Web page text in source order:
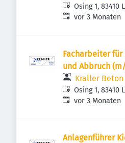
Osing 1, 83410
Veröffentlicht:
vor 3 Monaten
Facharbeiter
und
Kraller Beton
Osing 1, 83410
Veröffentlicht:
vor 3 Monaten
Anlagenführer